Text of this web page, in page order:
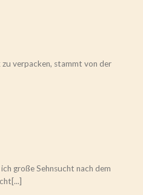
zu verpacken, stammt von der
große Sehnsucht nach dem